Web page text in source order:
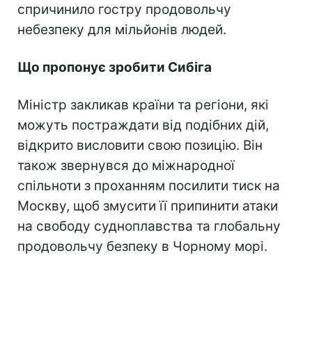
спричинило гостру продовольчу
небезпеку для мільйонів людей.
Що пропонує зробити Сибіга
Міністр закликав країни та регіони, які
можуть постраждати від подібних дій,
відкрито висловити свою позицію. Він
також звернувся до міжнародної
спільноти з проханням посилити тиск на
Москву, щоб змусити її припинити атаки
на свободу судноплавства та глобальну
продовольчу безпеку в Чорному морі.